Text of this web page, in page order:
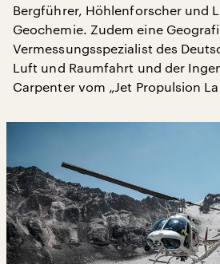
Bergführer, Höhlenforscher und
Geochemie. Zudem eine
Vermessungsspezialist des
Luft und Raumfahrt und der
Carpenter vom „Jet Propulsion